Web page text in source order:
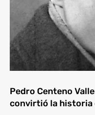
Pedro Centeno
convirtió la historia